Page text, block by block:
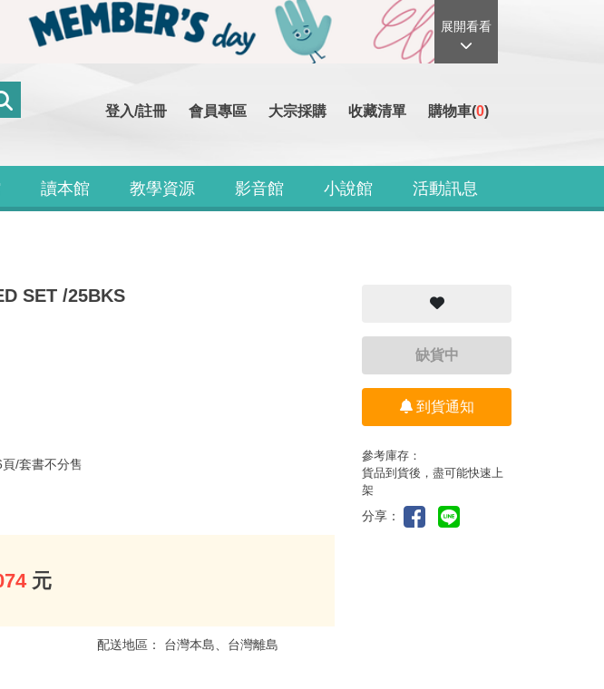
展開看看
登入/註冊 會員專區 大宗採購 收藏清單 購物車(0)
讀本館 教學資源 影音館 小說館 活動訊息
SET /25BKS
/套書不分售
元
配送地區： 台灣本島、台灣離島
缺貨中
到貨通知
參考庫存：
貨品到貨後，盡可能快速上
架
分享：